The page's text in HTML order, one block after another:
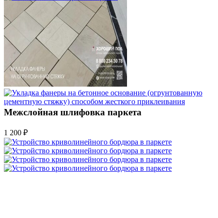
Межслойная шлифовка паркета
1 200 ₽